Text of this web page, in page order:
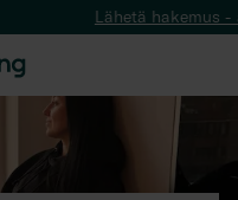
kodin löytämisessä